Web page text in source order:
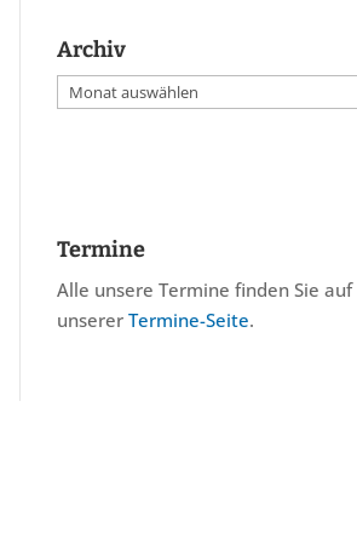
Archiv
Archiv
Termine
Alle unsere Termine finden Sie auf
unserer Termine-Seite.